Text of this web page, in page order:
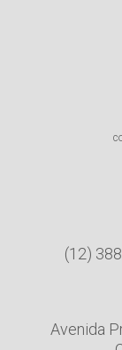
(12)
Avenida